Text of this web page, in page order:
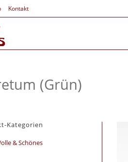
Kontakt
(Grün)
Kategorien
& Schönes